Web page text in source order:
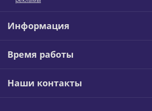
Информация
Время работы
Наши контакты